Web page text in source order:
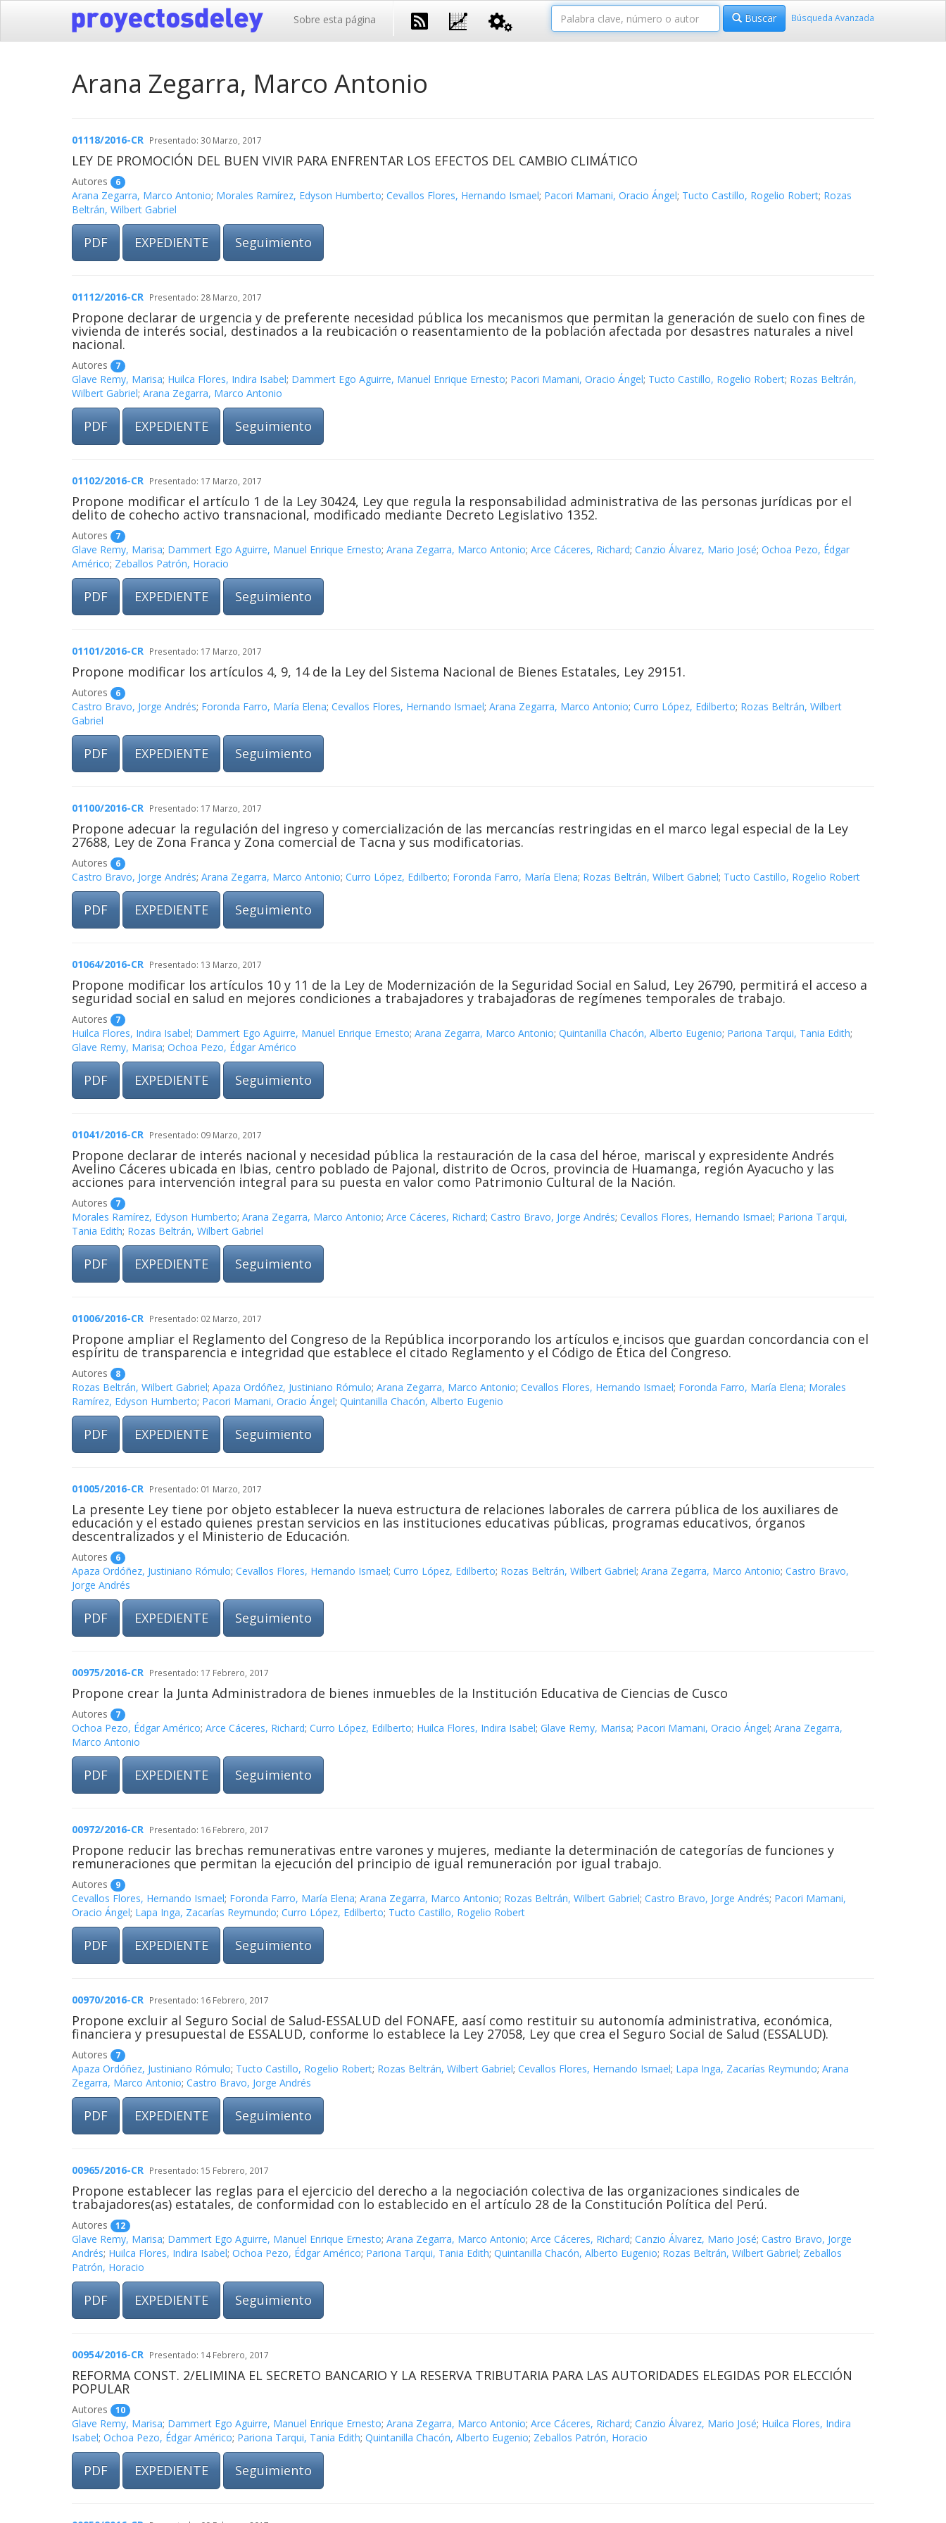
Sobre esta página Buscar Búsqueda Avanzada
Arana Zegarra, Marco Antonio
01118/2016-CR Presentado: 30 Marzo, 2017
LEY DE PROMOCIÓN DEL BUEN VIVIR PARA ENFRENTAR LOS EFECTOS DEL CAMBIO CLIMÁTICO
Autores 6
Arana Zegarra, Marco Antonio; Morales Ramírez, Edyson Humberto; Cevallos Flores, Hernando Ismael; Pacori Mamani, Oracio Ángel; Tucto Castillo, Rogelio Robert; Rozas
Beltrán, Wilbert Gabriel
PDF EXPEDIENTE Seguimiento
01112/2016-CR Presentado: 28 Marzo, 2017
Propone declarar de urgencia y de preferente necesidad pública los mecanismos que permitan la generación de suelo con fines de
vivienda de interés social, destinados a la reubicación o reasentamiento de la población afectada por desastres naturales a nivel
nacional.
Autores 7
Glave Remy, Marisa; Huilca Flores, Indira Isabel; Dammert Ego Aguirre, Manuel Enrique Ernesto; Pacori Mamani, Oracio Ángel; Tucto Castillo, Rogelio Robert; Rozas Beltrán,
Wilbert Gabriel; Arana Zegarra, Marco Antonio
PDF EXPEDIENTE Seguimiento
01102/2016-CR Presentado: 17 Marzo, 2017
Propone modificar el artículo 1 de la Ley 30424, Ley que regula la responsabilidad administrativa de las personas jurídicas por el
delito de cohecho activo transnacional, modificado mediante Decreto Legislativo 1352.
Autores 7
Glave Remy, Marisa; Dammert Ego Aguirre, Manuel Enrique Ernesto; Arana Zegarra, Marco Antonio; Arce Cáceres, Richard; Canzio Álvarez, Mario José; Ochoa Pezo, Édgar
Américo; Zeballos Patrón, Horacio
PDF EXPEDIENTE Seguimiento
01101/2016-CR Presentado: 17 Marzo, 2017
Propone modificar los artículos 4, 9, 14 de la Ley del Sistema Nacional de Bienes Estatales, Ley 29151.
Autores 6
Castro Bravo, Jorge Andrés; Foronda Farro, María Elena; Cevallos Flores, Hernando Ismael; Arana Zegarra, Marco Antonio; Curro López, Edilberto; Rozas Beltrán, Wilbert
Gabriel
PDF EXPEDIENTE Seguimiento
01100/2016-CR Presentado: 17 Marzo, 2017
Propone adecuar la regulación del ingreso y comercialización de las mercancías restringidas en el marco legal especial de la Ley
27688, Ley de Zona Franca y Zona comercial de Tacna y sus modificatorias.
Autores 6
Castro Bravo, Jorge Andrés; Arana Zegarra, Marco Antonio; Curro López, Edilberto; Foronda Farro, María Elena; Rozas Beltrán, Wilbert Gabriel; Tucto Castillo, Rogelio Robert
PDF EXPEDIENTE Seguimiento
01064/2016-CR Presentado: 13 Marzo, 2017
Propone modificar los artículos 10 y 11 de la Ley de Modernización de la Seguridad Social en Salud, Ley 26790, permitirá el acceso a
seguridad social en salud en mejores condiciones a trabajadores y trabajadoras de regímenes temporales de trabajo.
Autores 7
Huilca Flores, Indira Isabel; Dammert Ego Aguirre, Manuel Enrique Ernesto; Arana Zegarra, Marco Antonio; Quintanilla Chacón, Alberto Eugenio; Pariona Tarqui, Tania Edith;
Glave Remy, Marisa; Ochoa Pezo, Édgar Américo
PDF EXPEDIENTE Seguimiento
01041/2016-CR Presentado: 09 Marzo, 2017
Propone declarar de interés nacional y necesidad pública la restauración de la casa del héroe, mariscal y expresidente Andrés
Avelino Cáceres ubicada en Ibias, centro poblado de Pajonal, distrito de Ocros, provincia de Huamanga, región Ayacucho y las
acciones para intervención integral para su puesta en valor como Patrimonio Cultural de la Nación.
Autores 7
Morales Ramírez, Edyson Humberto; Arana Zegarra, Marco Antonio; Arce Cáceres, Richard; Castro Bravo, Jorge Andrés; Cevallos Flores, Hernando Ismael; Pariona Tarqui,
Tania Edith; Rozas Beltrán, Wilbert Gabriel
PDF EXPEDIENTE Seguimiento
01006/2016-CR Presentado: 02 Marzo, 2017
Propone ampliar el Reglamento del Congreso de la República incorporando los artículos e incisos que guardan concordancia con el
espíritu de transparencia e integridad que establece el citado Reglamento y el Código de Ética del Congreso.
Autores 8
Rozas Beltrán, Wilbert Gabriel; Apaza Ordóñez, Justiniano Rómulo; Arana Zegarra, Marco Antonio; Cevallos Flores, Hernando Ismael; Foronda Farro, María Elena; Morales
Ramírez, Edyson Humberto; Pacori Mamani, Oracio Ángel; Quintanilla Chacón, Alberto Eugenio
PDF EXPEDIENTE Seguimiento
01005/2016-CR Presentado: 01 Marzo, 2017
La presente Ley tiene por objeto establecer la nueva estructura de relaciones laborales de carrera pública de los auxiliares de
educación y el estado quienes prestan servicios en las instituciones educativas públicas, programas educativos, órganos
descentralizados y el Ministerio de Educación.
Autores 6
Apaza Ordóñez, Justiniano Rómulo; Cevallos Flores, Hernando Ismael; Curro López, Edilberto; Rozas Beltrán, Wilbert Gabriel; Arana Zegarra, Marco Antonio; Castro Bravo,
Jorge Andrés
PDF EXPEDIENTE Seguimiento
00975/2016-CR Presentado: 17 Febrero, 2017
Propone crear la Junta Administradora de bienes inmuebles de la Institución Educativa de Ciencias de Cusco
Autores 7
Ochoa Pezo, Édgar Américo; Arce Cáceres, Richard; Curro López, Edilberto; Huilca Flores, Indira Isabel; Glave Remy, Marisa; Pacori Mamani, Oracio Ángel; Arana Zegarra,
Marco Antonio
PDF EXPEDIENTE Seguimiento
00972/2016-CR Presentado: 16 Febrero, 2017
Propone reducir las brechas remunerativas entre varones y mujeres, mediante la determinación de categorías de funciones y
remuneraciones que permitan la ejecución del principio de igual remuneración por igual trabajo.
Autores 9
Cevallos Flores, Hernando Ismael; Foronda Farro, María Elena; Arana Zegarra, Marco Antonio; Rozas Beltrán, Wilbert Gabriel; Castro Bravo, Jorge Andrés; Pacori Mamani,
Oracio Ángel; Lapa Inga, Zacarías Reymundo; Curro López, Edilberto; Tucto Castillo, Rogelio Robert
PDF EXPEDIENTE Seguimiento
00970/2016-CR Presentado: 16 Febrero, 2017
Propone excluir al Seguro Social de Salud-ESSALUD del FONAFE, aasí como restituir su autonomía administrativa, económica,
financiera y presupuestal de ESSALUD, conforme lo establece la Ley 27058, Ley que crea el Seguro Social de Salud (ESSALUD).
Autores 7
Apaza Ordóñez, Justiniano Rómulo; Tucto Castillo, Rogelio Robert; Rozas Beltrán, Wilbert Gabriel; Cevallos Flores, Hernando Ismael; Lapa Inga, Zacarías Reymundo; Arana
Zegarra, Marco Antonio; Castro Bravo, Jorge Andrés
PDF EXPEDIENTE Seguimiento
00965/2016-CR Presentado: 15 Febrero, 2017
Propone establecer las reglas para el ejercicio del derecho a la negociación colectiva de las organizaciones sindicales de
trabajadores(as) estatales, de conformidad con lo establecido en el artículo 28 de la Constitución Política del Perú.
Autores 12
Glave Remy, Marisa; Dammert Ego Aguirre, Manuel Enrique Ernesto; Arana Zegarra, Marco Antonio; Arce Cáceres, Richard; Canzio Álvarez, Mario José; Castro Bravo, Jorge
Andrés; Huilca Flores, Indira Isabel; Ochoa Pezo, Édgar Américo; Pariona Tarqui, Tania Edith; Quintanilla Chacón, Alberto Eugenio; Rozas Beltrán, Wilbert Gabriel; Zeballos
Patrón, Horacio
PDF EXPEDIENTE Seguimiento
00954/2016-CR Presentado: 14 Febrero, 2017
REFORMA CONST. 2/ELIMINA EL SECRETO BANCARIO Y LA RESERVA TRIBUTARIA PARA LAS AUTORIDADES ELEGIDAS POR ELECCIÓN
POPULAR
Autores 10
Glave Remy, Marisa; Dammert Ego Aguirre, Manuel Enrique Ernesto; Arana Zegarra, Marco Antonio; Arce Cáceres, Richard; Canzio Álvarez, Mario José; Huilca Flores, Indira
Isabel; Ochoa Pezo, Édgar Américo; Pariona Tarqui, Tania Edith; Quintanilla Chacón, Alberto Eugenio; Zeballos Patrón, Horacio
PDF EXPEDIENTE Seguimiento